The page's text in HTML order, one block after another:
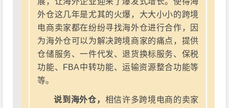
外仓这几年是尤其的火爆，大大小小的跨境
电商卖家都在纷纷寻找海外仓进行合作，因
为海外仓可以为解决跨境商家的痛点，提供
仓储服务、一件代发、退货换标服务、保税
功能、FBA中转功能、运输资源整合功能等
等。
说到海外仓， 相信许多跨境电商的卖家